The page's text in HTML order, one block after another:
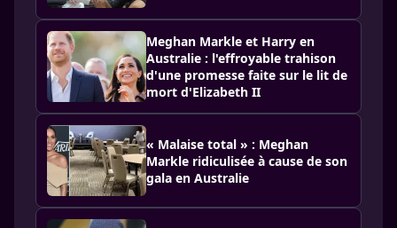
Meghan Markle et Harry en
Australie : l'effroyable trahison
d'une promesse faite sur le lit de
mort d'Elizabeth II
« Malaise total » : Meghan
Markle ridiculisée à cause de son
gala en Australie